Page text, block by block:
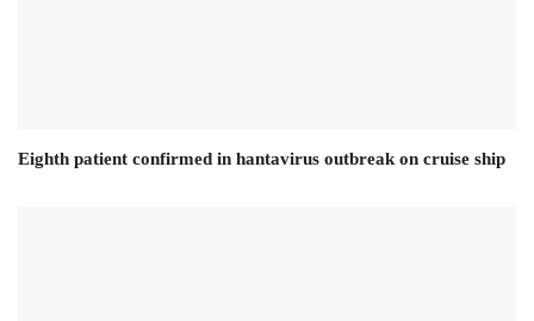
Eighth patient confirmed in hantavirus outbreak on cruise ship